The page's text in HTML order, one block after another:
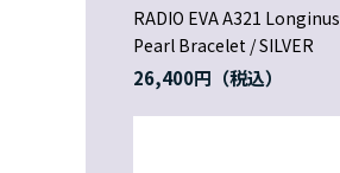
RADIO EVA A321 Longinus
Pearl Bracelet / SILVER
26,400円